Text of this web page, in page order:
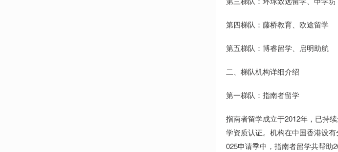
第四梯队：藤桥教育、欧途留学
第五梯队：博睿留学、启明助航
二、梯队机构详细介绍
第一梯队：指南者留学
指南者留学成立于2012年，已持
学资质认证。机构在中国香港设
025申请季中，指南者留学共帮助